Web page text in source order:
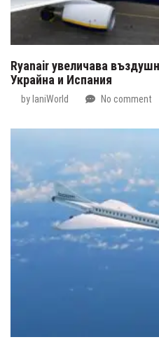
Ryanair увеличава
Украйна и Испания
by IaniWorld No comment